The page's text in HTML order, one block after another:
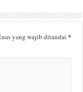
yang wajib ditandai*